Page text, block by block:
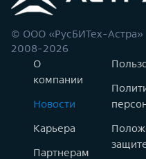
© ООО «РусБИТех-Астра»
2008-2026
О
компании
Новости
Карьера
Партнерам